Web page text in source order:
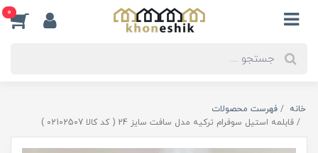
0
خانه
فهرست محصولات
قابلمه استیل سوفرام ترکیه مدل سافت سایز 24 ( کد کالا 02102507 )